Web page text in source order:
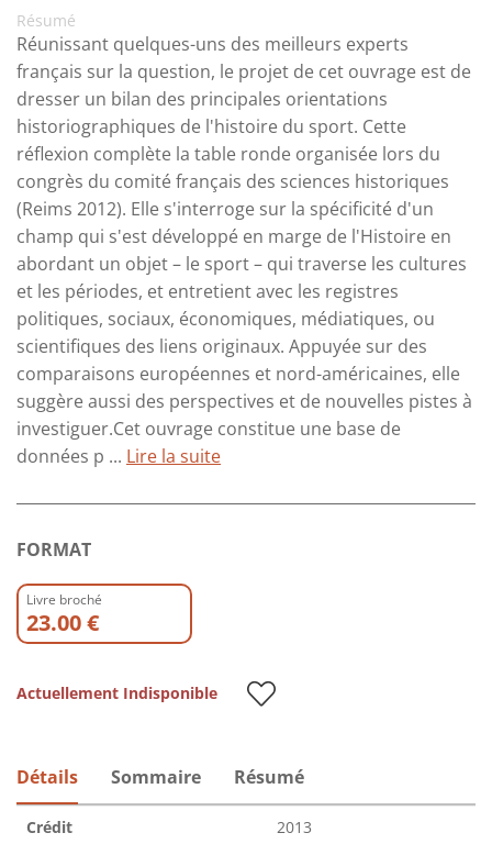
Résumé
Réunissant quelques-uns des meilleurs experts
français sur la question, le projet de cet ouvrage est de
dresser un bilan des principales orientations
historiographiques de l'histoire du sport. Cette
réflexion complète la table ronde organisée lors du
congrès du comité français des sciences historiques
(Reims 2012). Elle s'interroge sur la spécificité d'un
champ qui s'est développé en marge de l'Histoire en
abordant un objet – le sport – qui traverse les cultures
et les périodes, et entretient avec les registres
politiques, sociaux, économiques, médiatiques, ou
scientifiques des liens originaux. Appuyée sur des
comparaisons européennes et nord-américaines, elle
suggère aussi des perspectives et de nouvelles pistes à
investiguer.Cet ouvrage constitue une base de
données p ... Lire la suite
FORMAT
Livre broché
23.00 €
Actuellement Indisponible
Détails Sommaire Résumé
Crédit 2013